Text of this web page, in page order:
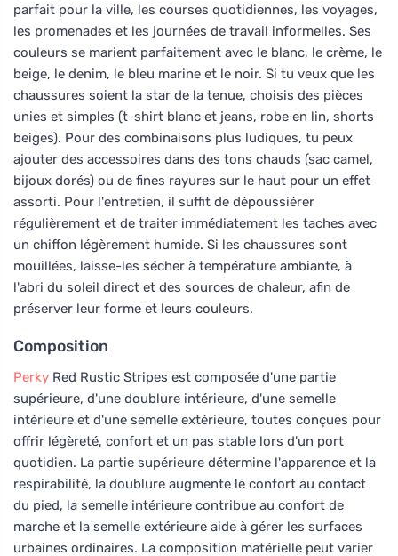
parfait pour la ville, les courses quotidiennes, les voyages,
les promenades et les journées de travail informelles. Ses
couleurs se marient parfaitement avec le blanc, le crème, le
beige, le denim, le bleu marine et le noir. Si tu veux que les
chaussures soient la star de la tenue, choisis des pièces
unies et simples (t-shirt blanc et jeans, robe en lin, shorts
beiges). Pour des combinaisons plus ludiques, tu peux
ajouter des accessoires dans des tons chauds (sac camel,
bijoux dorés) ou de fines rayures sur le haut pour un effet
assorti. Pour l'entretien, il suffit de dépoussiérer
régulièrement et de traiter immédiatement les taches avec
un chiffon légèrement humide. Si les chaussures sont
mouillées, laisse-les sécher à température ambiante, à
l'abri du soleil direct et des sources de chaleur, afin de
préserver leur forme et leurs couleurs.
Composition
Perky Red Rustic Stripes est composée d'une partie
supérieure, d'une doublure intérieure, d'une semelle
intérieure et d'une semelle extérieure, toutes conçues pour
offrir légèreté, confort et un pas stable lors d'un port
quotidien. La partie supérieure détermine l'apparence et la
respirabilité, la doublure augmente le confort au contact
du pied, la semelle intérieure contribue au confort de
marche et la semelle extérieure aide à gérer les surfaces
urbaines ordinaires. La composition matérielle peut varier